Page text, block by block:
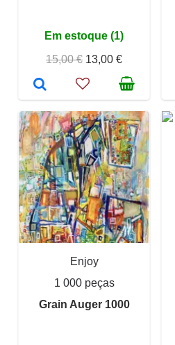
Em estoque (1)
15,00 € 13,00 €
Enjoy
1 000 peças
Grain Auger 1000